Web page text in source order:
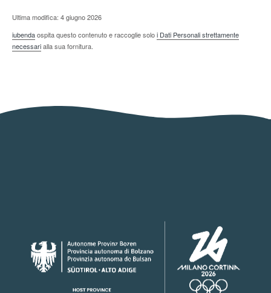
Ultima modifica: 4 giugno 2026
iubendaospita questo contenuto e raccoglie soloi Dati Personali strettamente
necessarialla sua fornitura.